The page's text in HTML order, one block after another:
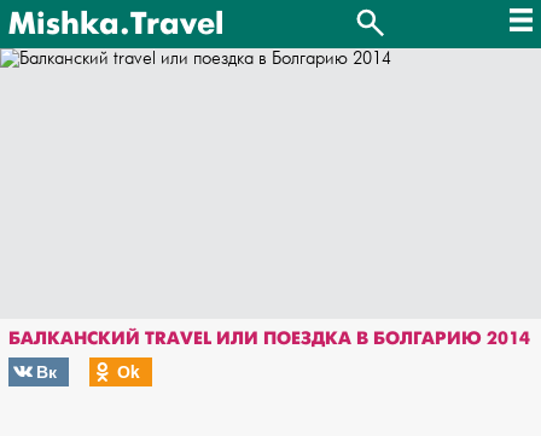
Mishka.Travel
БАЛКАНСКИЙ TRAVEL ИЛИ ПОЕЗДКА В БОЛГАРИЮ 2014
Вк
Оk